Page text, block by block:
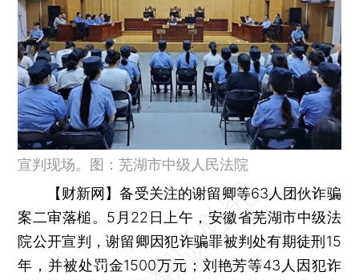
宣判现场。图：芜湖市中级人民法院
【财新网】备受关注的谢留卿等63人团伙诈骗
案二审落槌。5月22日上午，安徽省芜湖市中级法
院公开宣判，谢留卿因犯诈骗罪被判处有期徒刑15
年，并被处罚金1500万元；刘艳芳等43人因犯诈